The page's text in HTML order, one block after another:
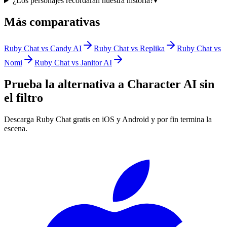
Más comparativas
Ruby Chat vs Candy AI Ruby Chat vs Replika
Ruby Chat vs
Nomi
Ruby Chat vs Janitor AI
Prueba la alternativa a Character AI sin
el filtro
Descarga Ruby Chat gratis en iOS y Android y por fin termina la
escena.